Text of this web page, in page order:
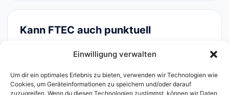
Einwilligung verwalten
Um dir ein optimales Erlebnis zu bieten, verwenden wir Technologien wie
Cookies, um Geräteinformationen zu speichern und/oder darauf
zuzugreifen. Wenn du diesen Technologien zustimmst, können wir Daten
Kann FTEC auch punktuell
auch als laufender Support möglich.